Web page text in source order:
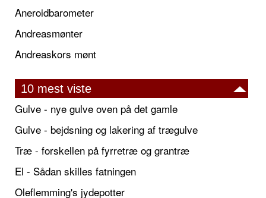
Aneroidbarometer
Andreasmønter
Andreaskors mønt
10 mest viste
Gulve - nye gulve oven på det gamle
Gulve - bejdsning og lakering af trægulve
Træ - forskellen på fyrretræ og grantræ
El - Sådan skilles fatningen
Oleflemming's jydepotter